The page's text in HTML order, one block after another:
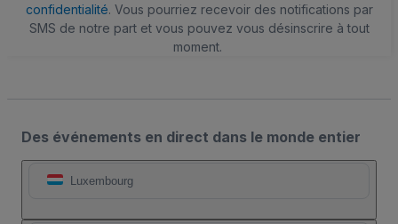
confidentialité. Vous pourriez recevoir des notifications par
SMS de notre part et vous pouvez vous désinscrire à tout
moment.
Des événements en direct dans le monde entier
Luxembourg